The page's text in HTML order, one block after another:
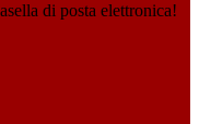
di posta elettronica!